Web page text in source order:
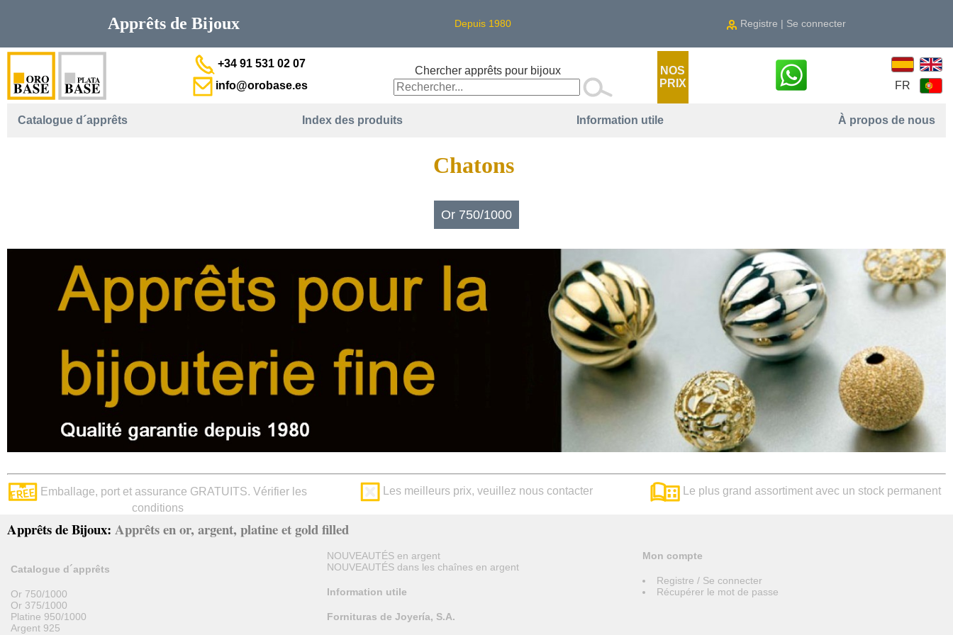
Apprêts de Bijoux Depuis 1980 Registre | Se connecter
+34 91 531 02 07
info@orobase.es
Chercher apprêts pour bijoux
NOS
PRIX
FR
Catalogue d´apprêts Index des produits Information utile À propos de nous
Chatons
Or 750/1000
Emballage, port et assurance GRATUITS. Vérifier les
conditions
Les meilleurs prix, veuillez nous contacter Le plus grand assortiment avec un stock permanent
Apprêts de Bijoux: Apprêts en or, argent, platine et gold filled
Catalogue d´apprêts
Or 750/1000
Or 375/1000
Platine 950/1000
Argent 925
NOUVEAUTÉS en argent
NOUVEAUTÉS dans les chaînes en argent
Information utile
Fornituras de Joyería, S.A.
Mon compte
Registre / Se connecter
Récupérer le mot de passe